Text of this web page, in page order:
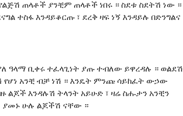
የልጅሽ ጠላቶች ያንቺም ጠላቶች ነበሩ ። ስደቱ ስደትሽ ነው ።
ተስፋ እንዳይቆርጡ ፣ ደረቅ ዛፍ ነኝ እንዳይሉ በድንግልና
ዓላማ ቢቀሩ ተፈላጊነት ያጡ ተብለው ይዋረዳሉ ። ወልደሽ
የሆነ አንቺ ብቻ ነሽ ። እንዴት ምንጩ ሳይከፈት ውኃው
ልጆች እንዳሉሽ ትላንት አይሁድ ፣ ዛሬ ስሑታን አንቺን
ያመኑ ሁሉ ልጆችሽ ናቸው ።